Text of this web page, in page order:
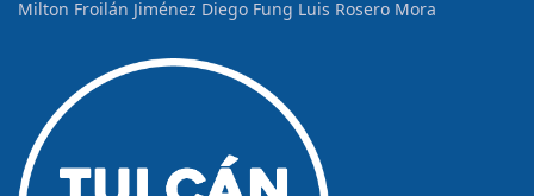
Milton Froilán Jiménez Diego Fung Luis Rosero Mora